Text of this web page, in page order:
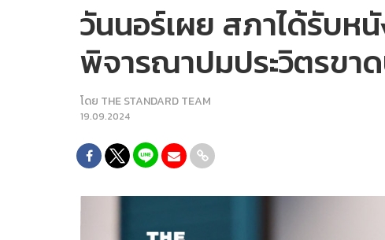
วันนอร์เผย สภาได้รับห
พิจารณาปมประวิตรขา
โดย THE STANDARD TEAM
19.09.2024